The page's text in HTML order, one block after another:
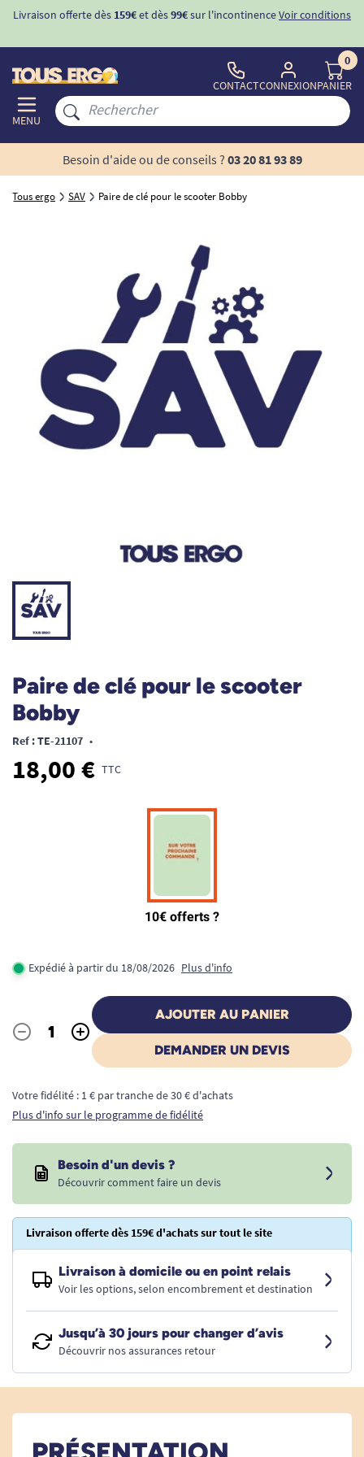
Livraison offerte dès 159€et dès99€sur l'incontinenceVoir conditions
MENU
CONTACTCONNEXION
0
PANIER
Besoin d'aide ou de conseils ? 03 20 81 93 89
Tous ergo SAV Paire de clé pour le scooter Bobby
Paire de clé pour le scooter
Bobby
Ref : TE-21107 •
18,00 € TTC
Expédié à partir du 18/08/2026 Plus d'info
Quantité
- +
AJOUTER AU PANIER
DEMANDER UN DEVIS
Votre fidélité : 1 € par tranche de 30 € d'achats
Plus d'info sur le programme de fidélité
Besoin d'un devis ?
Découvrir comment faire un devis
Livraison offerte dès 159€ d'achats sur tout le site
Livraison à domicile ou en point relais
Voir les options, selon encombrement et destination
Jusqu’à 30 jours pour changer d’avis
Découvrir nos assurances retour